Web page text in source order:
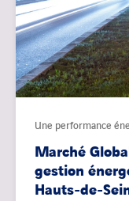
Une performance
Marché
gestion
Hauts-de-